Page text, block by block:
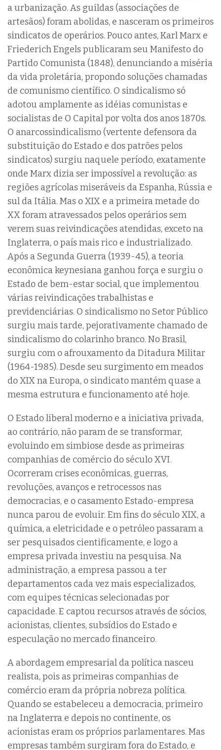
a urbanização. As guildas (associações de
artesãos) foram abolidas, e nasceram os primeiros
sindicatos de operários. Pouco antes, Karl Marx e
Friederich Engels publicaram seu Manifesto do
Partido Comunista (1848), denunciando a miséria
da vida proletária, propondo soluções chamadas
de comunismo científico. O sindicalismo só
adotou amplamente as idéias comunistas e
socialistas de O Capital por volta dos anos 1870s.
O anarcossindicalismo (vertente defensora da
substituição do Estado e dos patrões pelos
sindicatos) surgiu naquele período, exatamente
onde Marx dizia ser impossível a revolução: as
regiões agrícolas miseráveis da Espanha, Rússia e
sul da Itália. Mas o XIX e a primeira metade do
XX foram atravessados pelos operários sem
verem suas reivindicações atendidas, exceto na
Inglaterra, o país mais rico e industrializado.
Após a Segunda Guerra (1939-45), a teoria
econômica keynesiana ganhou força e surgiu o
Estado de bem-estar social, que implementou
várias reivindicações trabalhistas e
previdenciárias. O sindicalismo no Setor Público
surgiu mais tarde, pejorativamente chamado de
sindicalismo do colarinho branco. No Brasil,
surgiu com o afrouxamento da Ditadura Militar
(1964-1985). Desde seu surgimento em meados
do XIX na Europa, o sindicato mantém quase a
mesma estrutura e funcionamento até hoje.
O Estado liberal moderno e a iniciativa privada,
ao contrário, não param de se transformar,
evoluindo em simbiose desde as primeiras
companhias de comércio do século XVI.
Ocorreram crises econômicas, guerras,
revoluções, avanços e retrocessos nas
democracias, e o casamento Estado-empresa
nunca parou de evoluir. Em fins do século XIX, a
química, a eletricidade e o petróleo passaram a
ser pesquisados cientificamente, e logo a
empresa privada investiu na pesquisa. Na
administração, a empresa passou a ter
departamentos cada vez mais especializados,
com equipes técnicas selecionadas por
capacidade. E captou recursos através de sócios,
acionistas, clientes, subsídios do Estado e
especulação no mercado financeiro.
A abordagem empresarial da política nasceu
realista, pois as primeiras companhias de
comércio eram da própria nobreza política.
Quando se estabeleceu a democracia, primeiro
na Inglaterra e depois no continente, os
acionistas eram os próprios parlamentares. Mas
empresas também surgiram fora do Estado, e